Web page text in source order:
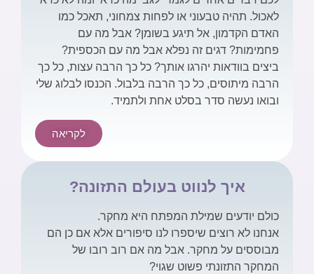
לאכול. תהיה טבעוני או לפחות צמחוני, תאכל כמו
האדם הקדמון, אל תיגע בשומן? אבל מה עם
פחמימות? דגים זה נפלא אבל מה עם הכספית?
ביצים בוודאות יהרגו אותך? כל כך הרבה עצות, כל כך
הרבה מיתוסים, כל כך הרבה בלבול. הכנסו לבלוג שלי
ובואו נעשה סדר בסלט אחת ולתמיד.
לקריאה
איך לנווט בעולם התזונה?
כולם יודעים שמילת המפתח היא מחקר.
אנחנו לא רוצים שיספרו לנו סיפורים אלא אם כן הם
מבוססים על מחקר. אבל מה אם רוב רובו של
המחקר התזונתי פשוט שגוי?